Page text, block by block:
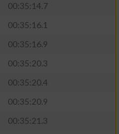
00:35:14.7
00:35:16.1
00:35:16.9
00:35:20.3
00:35:20.4
00:35:20.9
00:35:21.3